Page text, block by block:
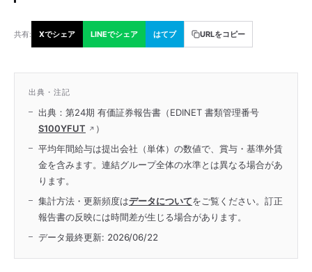
共有: Xでシェア LINEでシェア はてブ URLをコピー
出典・注記
出典：第24期 有価証券報告書（EDINET 書類管理番号
S100YFUT
）
平均年間給与は提出会社（単体）の数値で、賞与・基準外賃
金を含みます。連結グループ全体の水準とは異なる場合があ
ります。
集計方法・更新頻度はデータについてをご覧ください。訂正
報告書の反映には時間差が生じる場合があります。
データ最終更新: 2026/06/22